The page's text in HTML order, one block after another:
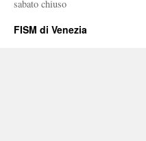
sabato chiuso
FISM di Venezia